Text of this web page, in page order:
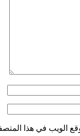
الويب في هذا